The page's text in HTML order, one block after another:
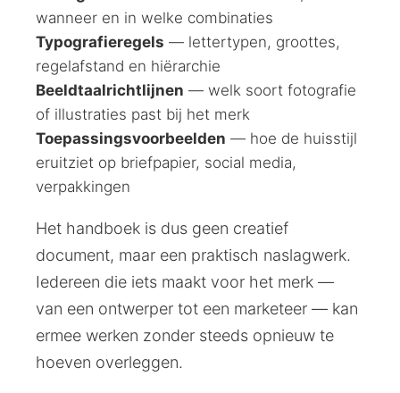
wanneer en in welke combinaties
Typografieregels — lettertypen, groottes,
regelafstand en hiërarchie
Beeldtaalrichtlijnen — welk soort fotografie
of illustraties past bij het merk
Toepassingsvoorbeelden — hoe de huisstijl
eruitziet op briefpapier, social media,
verpakkingen
Het handboek is dus geen creatief
document, maar een praktisch naslagwerk.
Iedereen die iets maakt voor het merk —
van een ontwerper tot een marketeer — kan
ermee werken zonder steeds opnieuw te
hoeven overleggen.